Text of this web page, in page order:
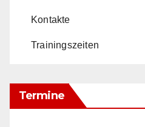
Kontakte
Trainingszeiten
Termine